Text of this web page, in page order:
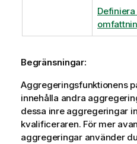
Begränsningar:
Aggregeringsfunktionens
innehålla andra
dessa inre aggregeringar
kvalificeraren. För mer
aggregeringar använder